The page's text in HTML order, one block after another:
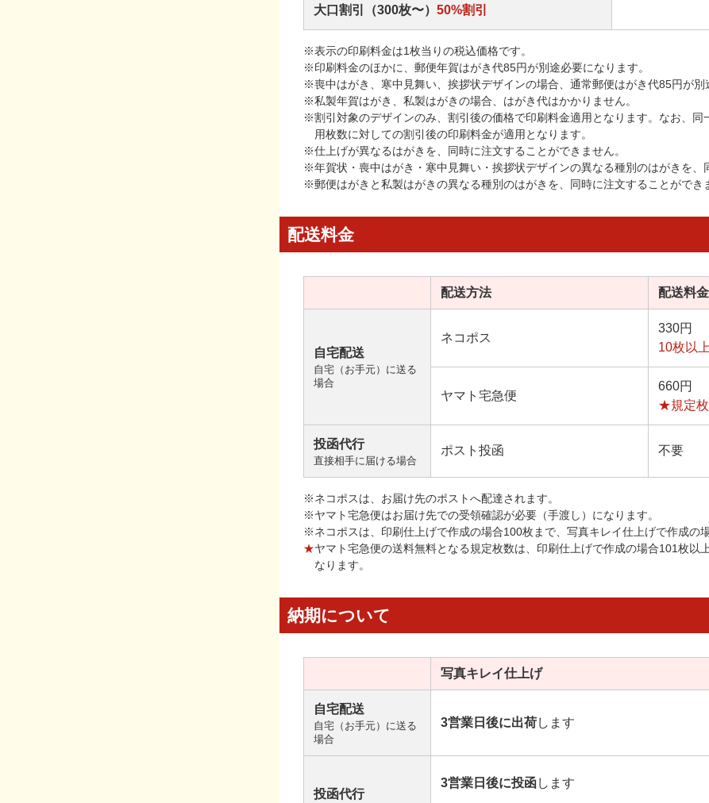
大口割引（300枚〜） 50%割引
※表示の印刷料金は1枚当りの税込価格です。
※印刷料金のほかに、郵便年賀はがき代85円が別途必要になります。
※喪中はがき、寒中見舞い、挨拶状デザインの場合、通常郵便はがき代85円が別
※私製年賀はがき、私製はがきの場合、はがき代はかかりません。
※割引対象のデザインのみ、割引後の価格で印刷料金適用となります。なお、
用枚数に対しての割引後の印刷料金が適用となります。
※仕上げが異なるはがきを、同時に注文することができません。
※年賀状・喪中はがき・寒中見舞い・挨拶状デザインの異なる種別のはがきを、
※郵便はがきと私製はがきの異なる種別のはがきを、同時に注文することができ
配送料金
配送方法 配送料金
自宅配送
自宅（お手元）に送る
場合
ネコポス
330円
10枚以
ヤマト宅急便
660円
★規定枚
投函代行
直接相手に届ける場合
ポスト投函 不要
※ネコポスは、お届け先のポストへ配達されます。
※ヤマト宅急便はお届け先での受領確認が必要（手渡し）になります。
※ネコポスは、印刷仕上げで作成の場合100枚まで、写真キレイ仕上げで作成の
★ヤマト宅急便の送料無料となる規定枚数は、印刷仕上げで作成の場合101枚以
なります。
納期について
写真キレイ仕上げ
自宅配送
自宅（お手元）に送る
場合
3営業日後に出荷します
投函代行
3営業日後に投函します